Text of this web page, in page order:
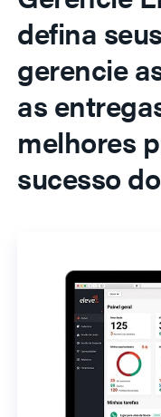
defina
gerencie
as
melhores
sucesso